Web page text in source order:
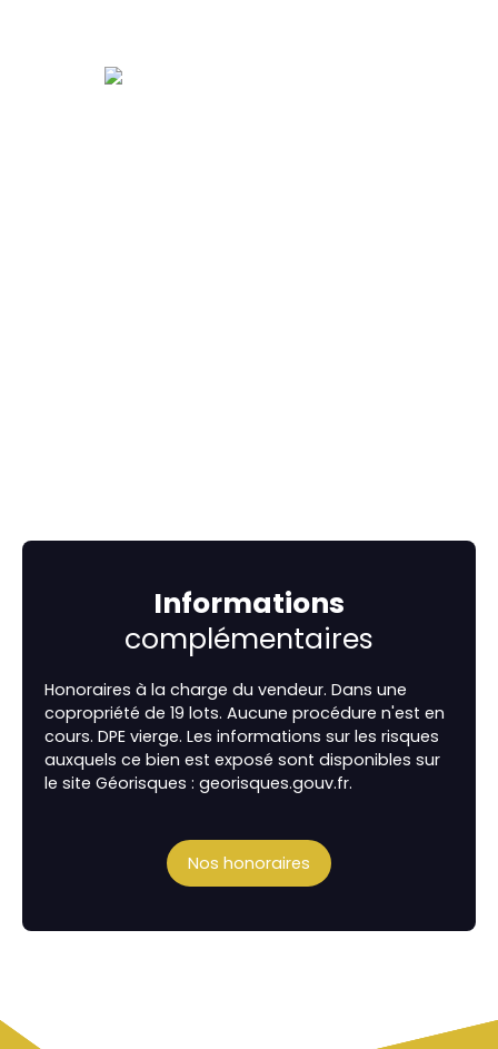
Informations
complémentaires
Honoraires à la charge du vendeur. Dans une
copropriété de 19 lots. Aucune procédure n'est en
cours. DPE vierge. Les informations sur les risques
auxquels ce bien est exposé sont disponibles sur
le site Géorisques : georisques.gouv.fr.
Nos honoraires